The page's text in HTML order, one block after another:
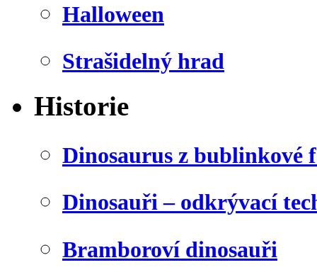
Halloween
Strašidelný hrad
Historie
Dinosaurus z bublinkové
Dinosauři – odkrývací
Bramboroví dinosauři